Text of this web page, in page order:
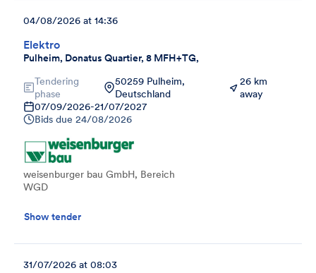
Elektro
Pulheim, Donatus Quartier, 8 MFH+TG,
04/08/2026 at 14:36
Tendering
phase
50259 Pulheim,
Deutschland
26 km
away
07/09/2026-21/07/2027
Bids due 24/08/2026
weisenburger bau GmbH, Bereich
WGD
Show tender
31/07/2026 at 08:03